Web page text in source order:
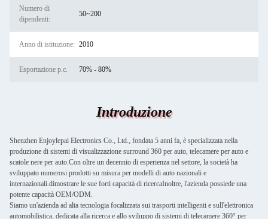
Numero di
dipendenti:
50~200
Anno di istituzione: 2010
Esportazione p.c. 70% - 80%
Introduzione
Shenzhen Enjoylepai Electronics Co., Ltd., fondata 5 anni fa, è specializzata nella
produzione di sistemi di visualizzazione surround 360 per auto, telecamere per auto e
scatole nere per auto.Con oltre un decennio di esperienza nel settore, la società ha
sviluppato numerosi prodotti su misura per modelli di auto nazionali e
internazionali.dimostrare le sue forti capacità di ricercaInoltre, l'azienda possiede una
potente capacità OEM/ODM.
Siamo un'azienda ad alta tecnologia focalizzata sui trasporti intelligenti e sull'elettronica
automobilistica, dedicata alla ricerca e allo sviluppo di sistemi di telecamere 360° per